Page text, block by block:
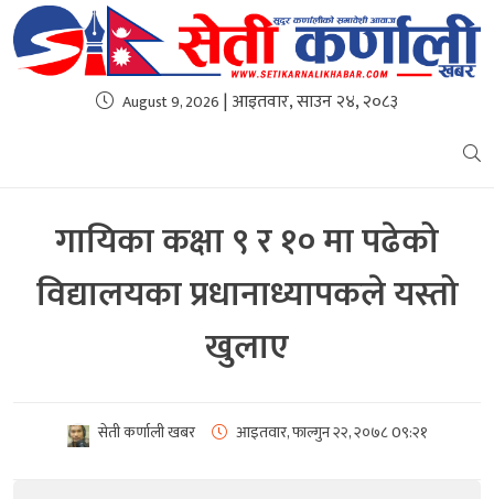
August 9, 2026 | आइतवार, साउन २४, २०८३
गायिका कक्षा ९ र १० मा पढेको
विद्यालयका प्रधानाध्यापकले यस्तो
खुलाए
सेती कर्णाली खबर आइतवार, फाल्गुन २२, २०७८0९:२१